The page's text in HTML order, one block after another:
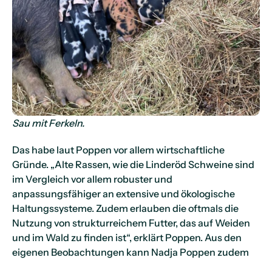
Sau mit Ferkeln.
Das habe laut Poppen vor allem wirtschaftliche
Gründe. „Alte Rassen, wie die Linderöd Schweine sind
im Vergleich vor allem robuster und
anpassungsfähiger an extensive und ökologische
Haltungssysteme. Zudem erlauben die oftmals die
Nutzung von strukturreichem Futter, das auf Weiden
und im Wald zu finden ist“, erklärt Poppen. Aus den
eigenen Beobachtungen kann Nadja Poppen zudem